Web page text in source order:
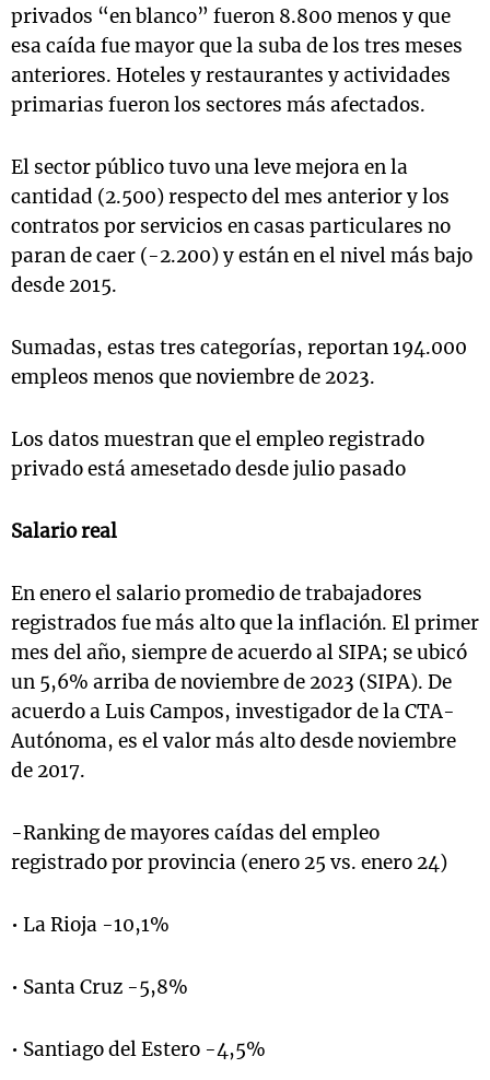
privados “en blanco” fueron 8.800 menos y que
esa caída fue mayor que la suba de los tres meses
anteriores. Hoteles y restaurantes y actividades
primarias fueron los sectores más afectados.
El sector público tuvo una leve mejora en la
cantidad (2.500) respecto del mes anterior y los
contratos por servicios en casas particulares no
paran de caer (-2.200) y están en el nivel más bajo
desde 2015.
Sumadas, estas tres categorías, reportan 194.000
empleos menos que noviembre de 2023.
Los datos muestran que el empleo registrado
privado está amesetado desde julio pasado
Salario real
En enero el salario promedio de trabajadores
registrados fue más alto que la inflación. El primer
mes del año, siempre de acuerdo al SIPA; se ubicó
un 5,6% arriba de noviembre de 2023 (SIPA). De
acuerdo a Luis Campos, investigador de la CTA-
Autónoma, es el valor más alto desde noviembre
de 2017.
-Ranking de mayores caídas del empleo
registrado por provincia (enero 25 vs. enero 24)
• La Rioja -10,1%
• Santa Cruz -5,8%
• Santiago del Estero -4,5%